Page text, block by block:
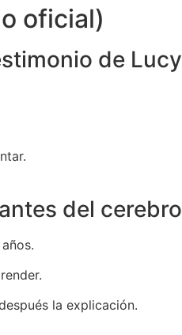
oficial)
de Lucy
del cerebro
la explicación.